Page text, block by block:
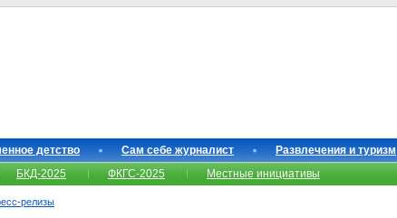
детство Сам себе журналист
Развлечения и туризм
БКД-2025 ФКГС-2025 Местные инициативы
релизы